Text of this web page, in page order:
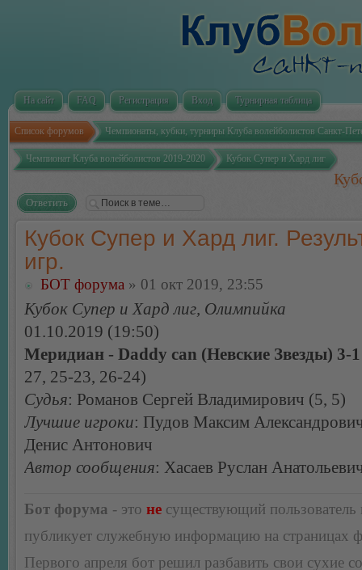
На сайт FAQ Регистрация Вход Турнирная таблица
Список форумов Чемпионаты, кубки, турниры Клуба волейболистов Санкт-
Чемпионат Клуба волейболистов 2019-2020 Кубок Супер и Хард лиг
Ответить
Кубок Супер и Хард лиг.
игр.
БОТ форума » 01 окт 2019, 23:55
Кубок Супер и Хард лиг, Олимпийка
01.10.2019 (19:50)
Меридиан - Daddy can (Невские Звезды) 3-1
27, 25-23, 26-24)
Судья: Романов Сергей Владимирович (5, 5)
Лучшие игроки: Пудов Максим
Денис Антонович
Автор сообщения: Хасаев Руслан
Бот форума - это не существующий пользователь
публикует служебную информацию на страницах
Первого апреля бот решил разбавить свои сухие